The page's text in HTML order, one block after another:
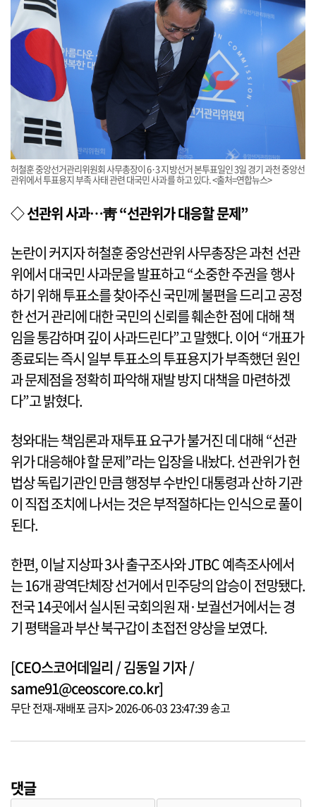
허철훈 중앙선거관리위원회 사무총장이 6·3 지방선거 본투표일인 3일 경기 과천 중앙선
관위에서 투표용지 부족 사태 관련 대국민 사과를 하고 있다. <출처=연합뉴스>
◇ 선관위 사과…靑 “선관위가 대응할 문제”
논란이 커지자 허철훈 중앙선관위 사무총장은 과천 선관
위에서 대국민 사과문을 발표하고 “소중한 주권을 행사
하기 위해 투표소를 찾아주신 국민께 불편을 드리고 공정
한 선거 관리에 대한 국민의 신뢰를 훼손한 점에 대해 책
임을 통감하며 깊이 사과드린다”고 말했다. 이어 “개표가
종료되는 즉시 일부 투표소의 투표용지가 부족했던 원인
과 문제점을 정확히 파악해 재발 방지 대책을 마련하겠
다”고 밝혔다.
청와대는 책임론과 재투표 요구가 불거진 데 대해 “선관
위가 대응해야 할 문제”라는 입장을 내놨다. 선관위가 헌
법상 독립기관인 만큼 행정부 수반인 대통령과 산하 기관
이 직접 조치에 나서는 것은 부적절하다는 인식으로 풀이
된다.
한편, 이날 지상파 3사 출구조사와 JTBC 예측조사에서
는 16개 광역단체장 선거에서 민주당의 압승이 전망됐다.
전국 14곳에서 실시된 국회의원 재·보궐선거에서는 경
기 평택을과 부산 북구갑이 초접전 양상을 보였다.
[CEO스코어데일리 / 김동일 기자 /
same91@ceoscore.co.kr]
무단 전재-재배포 금지> 2026-06-03 23:47:39 송고
댓글